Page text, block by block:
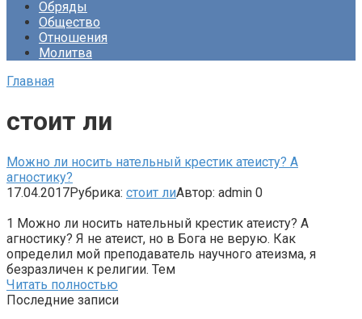
Обряды
Общество
Отношения
Молитва
Главная
стоит ли
Можно ли носить нательный крестик атеисту? А
агностику?
17.04.2017Рубрика: стоит лиАвтор: admin 0
1 Можно ли носить нательный крестик атеисту? А
агностику? Я не атеист, но в Бога не верую. Как
определил мой преподаватель научного атеизма, я
безразличен к религии. Тем
Читать полностью
Последние записи